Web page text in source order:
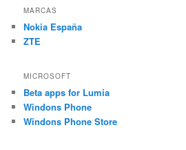
MARCAS
Nokia España
ZTE
MICROSOFT
Beta apps for Lumia
Windons Phone
Windons Phone Store